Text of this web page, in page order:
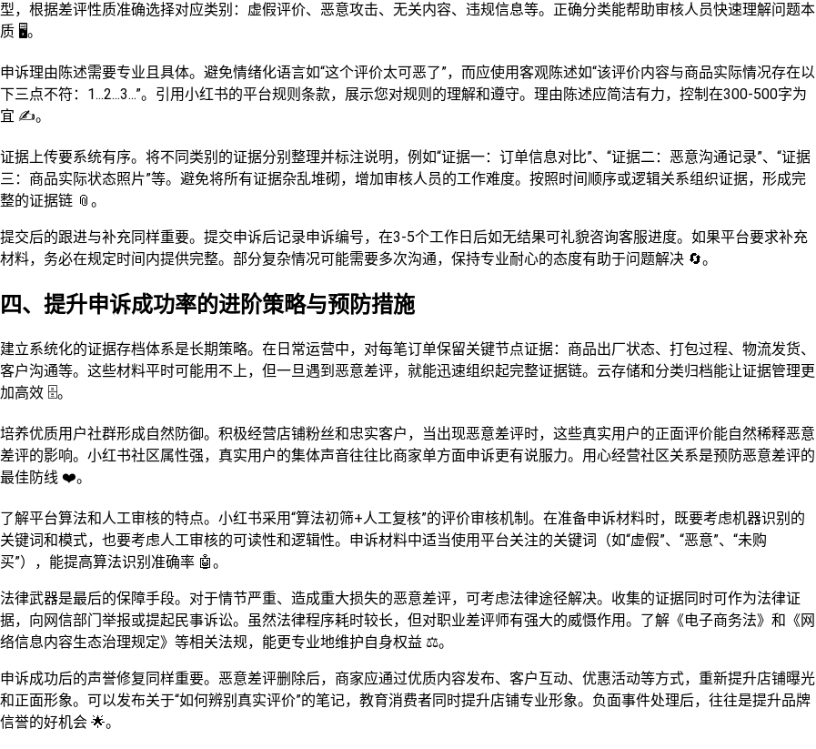
型，根据差评性质准确选择对应类别：虚假评价、恶意攻击、无关内容、违规信息等。正确分类能帮助审核人员快速理解问题本
质 🖥️。
申诉理由陈述需要专业且具体。避免情绪化语言如“这个评价太可恶了”，而应使用客观陈述如“该评价内容与商品实际情况存在以
下三点不符：1...2...3...”。引用小红书的平台规则条款，展示您对规则的理解和遵守。理由陈述应简洁有力，控制在300-500字为
宜 ✍️。
证据上传要系统有序。将不同类别的证据分别整理并标注说明，例如“证据一：订单信息对比”、“证据二：恶意沟通记录”、“证据
三：商品实际状态照片”等。避免将所有证据杂乱堆砌，增加审核人员的工作难度。按照时间顺序或逻辑关系组织证据，形成完
整的证据链 📎。
提交后的跟进与补充同样重要。提交申诉后记录申诉编号，在3-5个工作日后如无结果可礼貌咨询客服进度。如果平台要求补充
材料，务必在规定时间内提供完整。部分复杂情况可能需要多次沟通，保持专业耐心的态度有助于问题解决 🔄。
四、提升申诉成功率的进阶策略与预防措施
建立系统化的证据存档体系是长期策略。在日常运营中，对每笔订单保留关键节点证据：商品出厂状态、打包过程、物流发货、
客户沟通等。这些材料平时可能用不上，但一旦遇到恶意差评，就能迅速组织起完整证据链。云存储和分类归档能让证据管理更
加高效 🗄️。
培养优质用户社群形成自然防御。积极经营店铺粉丝和忠实客户，当出现恶意差评时，这些真实用户的正面评价能自然稀释恶意
差评的影响。小红书社区属性强，真实用户的集体声音往往比商家单方面申诉更有说服力。用心经营社区关系是预防恶意差评的
最佳防线 ❤️。
了解平台算法和人工审核的特点。小红书采用“算法初筛+人工复核”的评价审核机制。在准备申诉材料时，既要考虑机器识别的
关键词和模式，也要考虑人工审核的可读性和逻辑性。申诉材料中适当使用平台关注的关键词（如“虚假”、“恶意”、“未购
买”），能提高算法识别准确率 🤖。
法律武器是最后的保障手段。对于情节严重、造成重大损失的恶意差评，可考虑法律途径解决。收集的证据同时可作为法律证
据，向网信部门举报或提起民事诉讼。虽然法律程序耗时较长，但对职业差评师有强大的威慑作用。了解《电子商务法》和《网
络信息内容生态治理规定》等相关法规，能更专业地维护自身权益 ⚖️。
申诉成功后的声誉修复同样重要。恶意差评删除后，商家应通过优质内容发布、客户互动、优惠活动等方式，重新提升店铺曝光
和正面形象。可以发布关于“如何辨别真实评价”的笔记，教育消费者同时提升店铺专业形象。负面事件处理后，往往是提升品牌
信誉的好机会 🌟。